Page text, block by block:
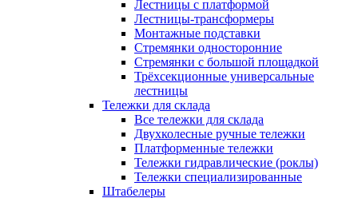
Лестницы с платформой
Лестницы-трансформеры
Монтажные подставки
Стремянки односторонние
Стремянки с большой площадкой
Трёхсекционные универсальные
лестницы
Тележки для склада
Все тележки для склада
Двухколесные ручные тележки
Платформенные тележки
Тележки гидравлические (роклы)
Тележки специализированные
Штабелеры